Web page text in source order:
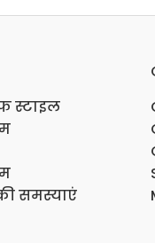
स्टाइल
समस्याएं